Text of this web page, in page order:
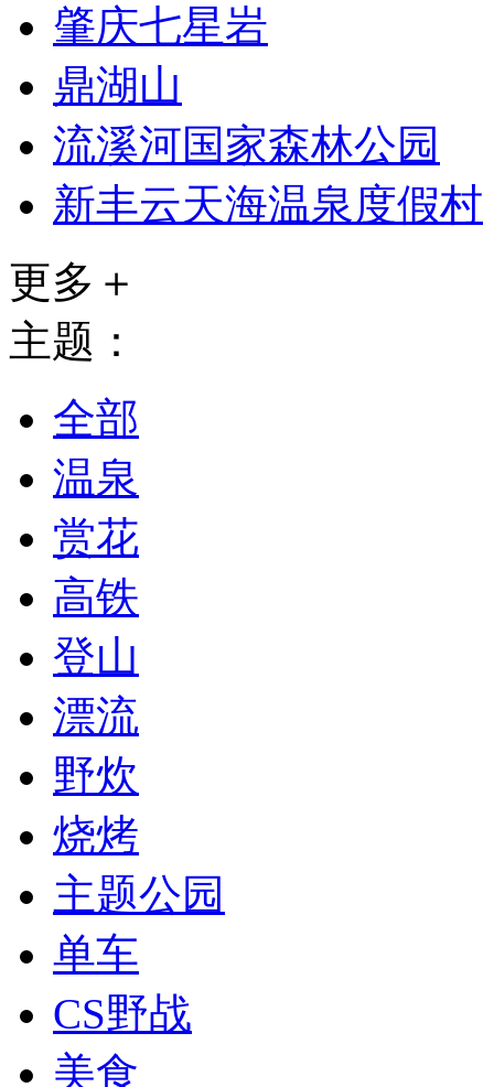
肇庆七星岩
鼎湖山
流溪河国家森林公园
新丰云天海温泉度假村
更多＋
主题：
全部
温泉
赏花
高铁
登山
漂流
野炊
烧烤
主题公园
单车
CS野战
美食